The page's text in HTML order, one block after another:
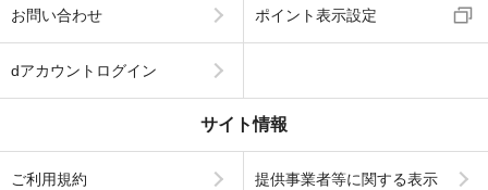
お問い合わせ ポイント表示設定
dアカウントログイン
サイト情報
ご利用規約 提供事業者等に関する表示